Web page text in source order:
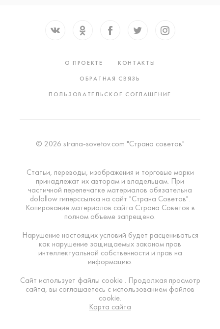
О ПРОЕКТЕ
КОНТАКТЫ
ОБРАТНАЯ СВЯЗЬ
ПОЛЬЗОВАТЕЛЬСКОЕ СОГЛАШЕНИЕ
© 2026 strana-sovetov.com "Страна советов"
Статьи, переводы, изображения и торговые марки
принадлежат их авторам и владельцам. При
частичной перепечатке материалов обязательна
dofollow гиперссылка на сайт "Страна Советов".
Копирование материалов сайта Страна Советов в
полном объеме запрещено.
Нарушение настоящих условий будет расцениваться
как нарушение защищаемых законом прав
интеллектуальной собственности и прав на
информацию.
Сайт использует файлы cookie . Продолжая просмотр
сайта, вы соглашаетесь с использованием файлов
cookie.
Карта сайта